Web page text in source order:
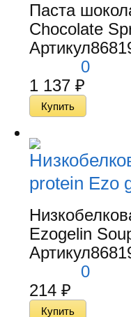
Паста
Chocolate
Артикул
0
1 137 ₽
protein Ezo
Ezogelin
Артикул
0
214 ₽